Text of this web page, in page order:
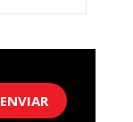
ENVIAR